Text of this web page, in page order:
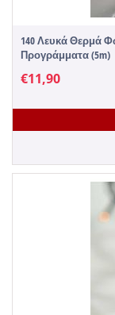
140 Λευκά Θερμά
Προγράμματα (5m)
€11,90